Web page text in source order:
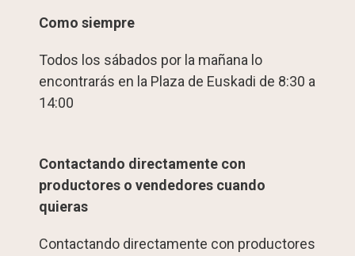
Como siempre
Todos los sábados por la mañana lo
encontrarás en la Plaza de Euskadi de 8:30 a
14:00
Contactando directamente con
productores o vendedores cuando
quieras
Contactando directamente con productores